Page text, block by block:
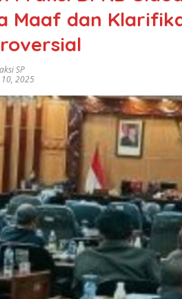
Maaf dan
SP
10, 2025